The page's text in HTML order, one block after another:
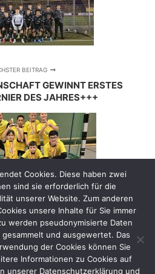
BEITRAG
GEWINNT ERSTES
DES JAHRES+++
Cookies. Diese haben zwei
sind sie erforderlich für die
unserer Website. Zum anderen
unsere Inhalte für Sie immer
werden pseudonymisierte Daten
und ausgewertet. Das
der Cookies können Sie
Informationen zu Cookies auf
unserer Datenschutzerklärung und